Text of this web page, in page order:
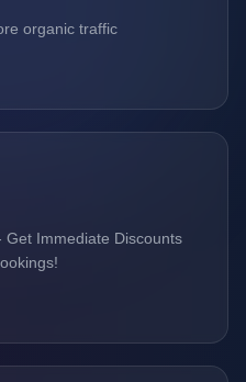
organic traffic
Immediate Discounts